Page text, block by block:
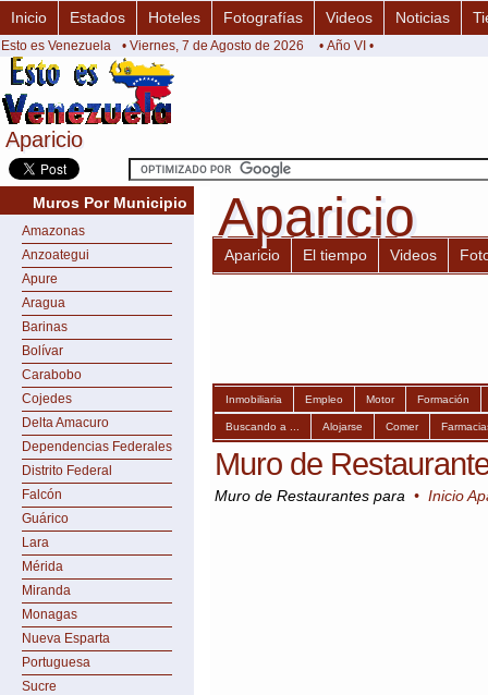
Aparicio
Aparicio
Inicio Estados Hoteles Fotografías Videos Noticias
Esto es Venezuela • Viernes, 7 de Agosto de 2026 • Año VI •
Muros Por Municipio
Amazonas
Anzoategui
Apure
Aragua
Barinas
Bolívar
Carabobo
Cojedes
Delta Amacuro
Dependencias Federales
Distrito Federal
Falcón
Guárico
Lara
Mérida
Miranda
Monagas
Nueva Esparta
Portuguesa
Sucre
Aparicio
Aparicio
Aparicio El tiempo Videos
Inmobiliaria Empleo Motor Formación
Buscando a ... Alojarse Comer
Muro de
Muro de Restaurantes para • Inicio